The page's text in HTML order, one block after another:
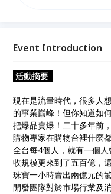
模更來到了五百億，
背後，就是商品開發
洞悉，本課程特邀爆
Event Introduction
活動摘要
現在是流量時代，很多人
的事業巔峰！但你知道如
把爆品賣爆！二十多年前
購物專家在購物台裡什麼
全台每4個人，就有一個
收規模更來到了五百億，
珠寶一小時賣出兩億元的
開發團隊對於市場行業及